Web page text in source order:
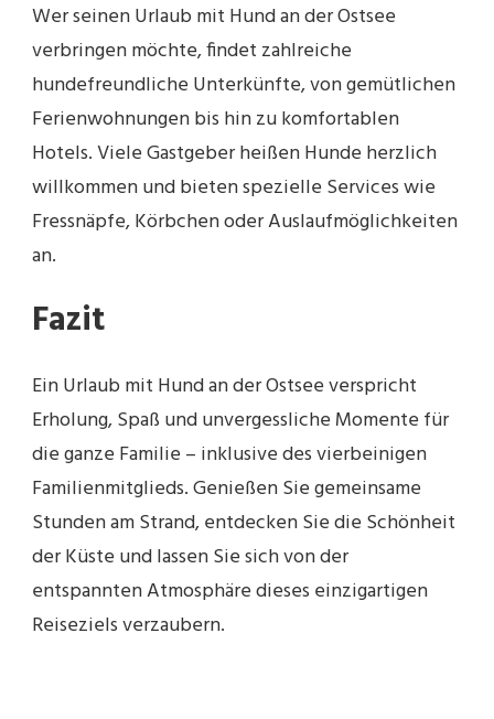
Wer seinen Urlaub mit Hund an der Ostsee
verbringen möchte, findet zahlreiche
hundefreundliche Unterkünfte, von gemütlichen
Ferienwohnungen bis hin zu komfortablen
Hotels. Viele Gastgeber heißen Hunde herzlich
willkommen und bieten spezielle Services wie
Fressnäpfe, Körbchen oder Auslaufmöglichkeiten
an.
Fazit
Ein Urlaub mit Hund an der Ostsee verspricht
Erholung, Spaß und unvergessliche Momente für
die ganze Familie – inklusive des vierbeinigen
Familienmitglieds. Genießen Sie gemeinsame
Stunden am Strand, entdecken Sie die Schönheit
der Küste und lassen Sie sich von der
entspannten Atmosphäre dieses einzigartigen
Reiseziels verzaubern.